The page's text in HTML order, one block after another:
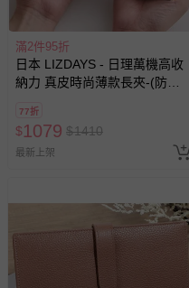
滿2件95折
日本 LIZDAYS - 日理萬機高收
納力 真皮時尚薄款長夾-(防盜
77折
$1079 $1410
最新上架